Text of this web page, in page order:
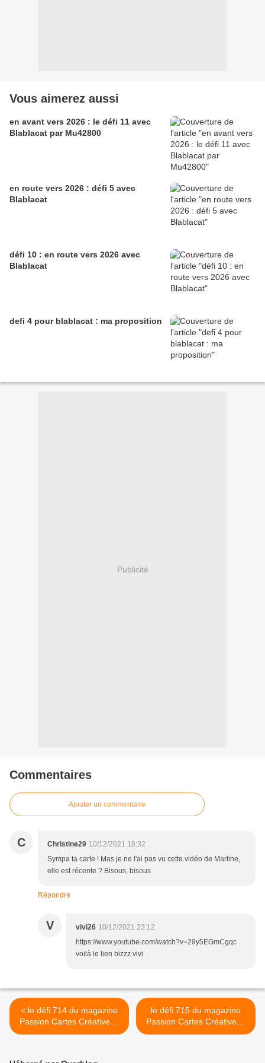
Vous aimerez aussi
en avant vers 2026 : le défi 11 avec
Blablacat par Mu42800
en route vers 2026 : défi 5 avec
Blablacat
défi 10 : en route vers 2026 avec
Blablacat
defi 4 pour blablacat : ma proposition
Publicité
Commentaires
Ajouter un commentaire
C Christine29 10/12/2021 18:32
Sympa ta carte ! Mas je ne l'ai pas vu cette vidéo de Martine,
elle est récente ? Bisous, bisous
Répondre
V vivi26 10/12/2021 23:12
https://www.youtube.com/watch?v=29y5EGmCgqc
voilà le lien bizzz vivi
< le défi 714 du magazine
Passion Cartes Créatives :
ma réalisation ...
le défi 715 du magazine
Passion Cartes Créatives :
ma réalisation >